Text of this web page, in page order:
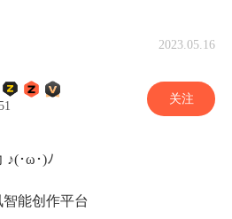
2023.05.16
关注
♪(･ω･)ﾉ
能创作平台